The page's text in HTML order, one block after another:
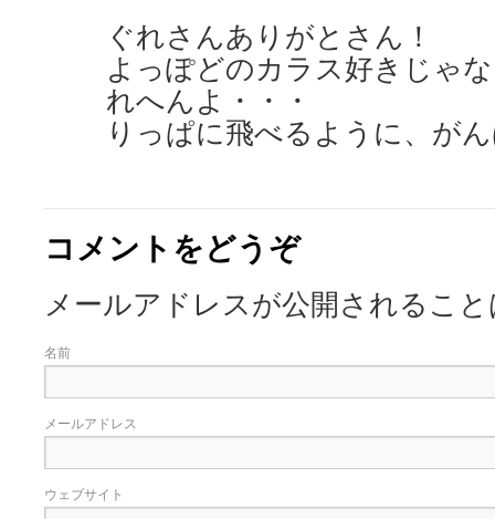
ぐれさんありがとさん！
よっぽどのカラス好きじゃ
れへんよ・・・
りっぱに飛べるように、が
コメントをどうぞ
メールアドレスが公開されるこ
名前
メールアドレス
ウェブサイト